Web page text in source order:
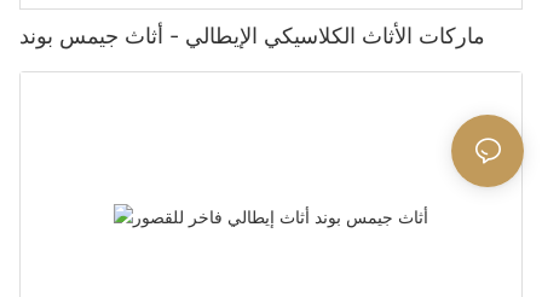
ماركات الأثاث الكلاسيكي الإيطالي - أثاث جيمس بوند